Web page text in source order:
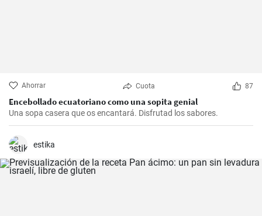
Ahorrar Cuota 87
Encebollado ecuatoriano como una sopita genial
Una sopa casera que os encantará. Disfrutad los sabores.
estika